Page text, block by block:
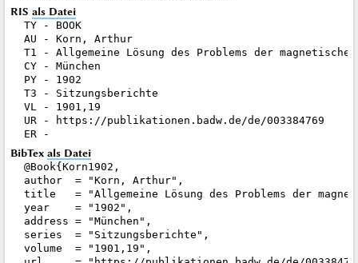
RIS als Datei
TY - BOOK
AU - Korn, Arthur
T1 - Allgemeine Lösung des Problems der
CY - München
PY - 1902
T3 - Sitzungsberichte
VL - 1901,19
UR - https://publikationen.badw.de/de/003384769
BibTex als Datei
@Book{Korn1902,
author  = "Korn, Arthur",
title   = "Allgemeine Lösung des Problems der
year    = "1902",
address = "München",
series  = "Sitzungsberichte",
volume  = "1901,19",